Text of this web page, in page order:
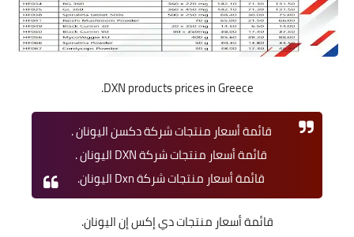
DXN products prices in Greece.
قائمة أسعار منتجات شركة دكسن اليونان .
قائمة أسعار منتجات شركة DXN اليونان .
قائمة أسعار منتجات شركة Dxn اليونان.
قائمة أسعار منتجات دي إكس إن اليونان.